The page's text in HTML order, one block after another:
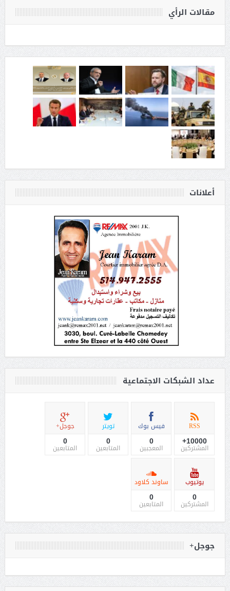
مقالات الرأي
أعلانات
عداد الشبكات الاجتماعية
RSS
10000+
المشتركين
فيس بوك
0
المعجبين
تويتر
0
المتابعين
جوجل+
0
المتابعين
يوتيوب
0
المشتركين
ساوند كلاود
0
المتابعين
جوجل+